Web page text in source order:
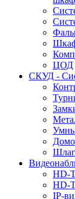
ЦОД
СКУД -
HD-
HD-
IP-